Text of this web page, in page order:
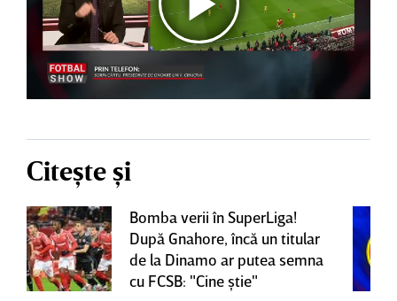
Citește și
Bomba verii în SuperLiga!
După Gnahore, încă un titular
de la Dinamo ar putea semna
cu FCSB: "Cine ştie"